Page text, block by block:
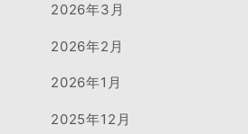
2026年3月
2026年2月
2026年1月
2025年12月